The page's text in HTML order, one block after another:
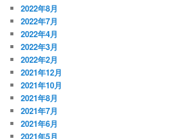
2022年8月
2022年7月
2022年4月
2022年3月
2022年2月
2021年12月
2021年10月
2021年8月
2021年7月
2021年6月
2021年5月